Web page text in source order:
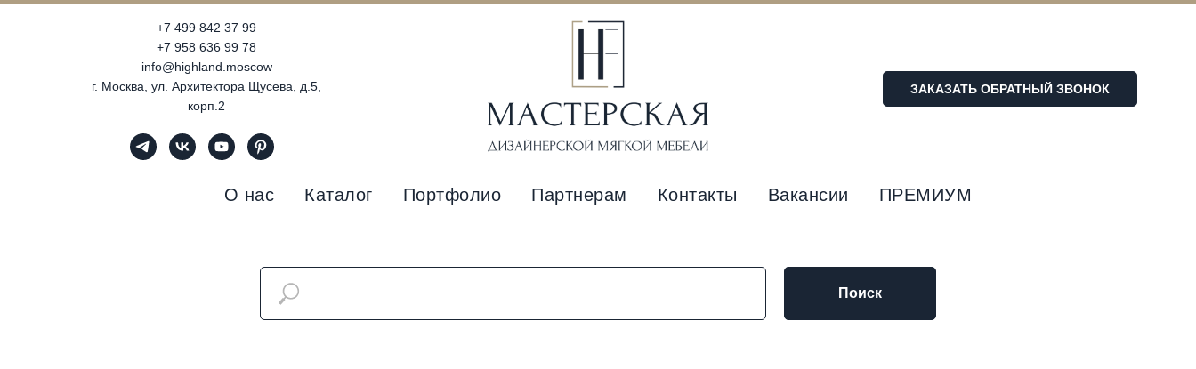
+7 499 842 37 99
+7 958 636 99 78
info@highland.moscow
г. Москва, ул. Архитектора Щусева, д.5,
корп.2
ЗАКАЗАТЬ ОБРАТНЫЙ ЗВОНОК
О нас Каталог Портфолио Партнерам Контакты Вакансии ПРЕМИУМ
Поиск